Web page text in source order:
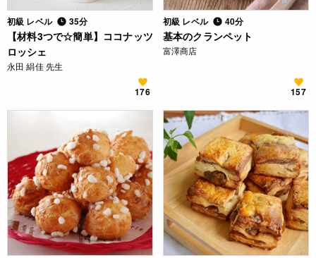
初級 レベル 35分
【材料3つで☆簡単】ココナッツ
ロッシェ
永田 絹佳 先生
176
初級 レベル 40分
基本のクランペット
富澤商店
157